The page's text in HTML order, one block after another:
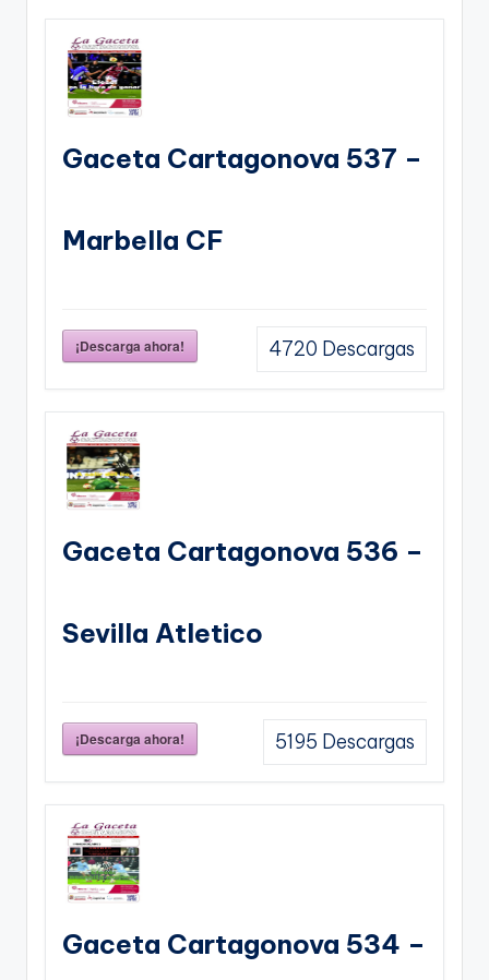
Gaceta Cartagonova 537 –
Marbella CF
¡Descarga ahora! 4720 Descargas
Gaceta Cartagonova 536 –
Sevilla Atletico
¡Descarga ahora! 5195 Descargas
Gaceta Cartagonova 534 –